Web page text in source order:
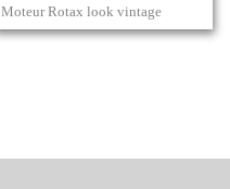
Moteur Rotax look vintage